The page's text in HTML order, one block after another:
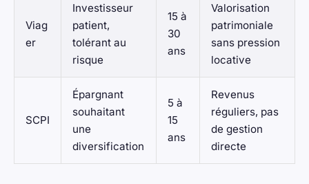
Viag
er
Investisseur
patient,
tolérant au
risque
15 à
30
ans
Valorisation
patrimoniale
sans pression
locative
SCPI
Épargnant
souhaitant
une
diversification
5 à
15
ans
Revenus
réguliers, pas
de gestion
directe